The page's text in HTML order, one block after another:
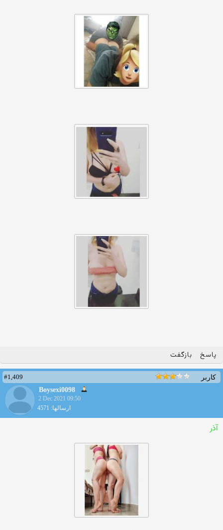
پاسخ بازگفت
کاربر
#1,409
Boysexi0098
2 Dec 2021 09:50
ارسالها: 4571
آذر